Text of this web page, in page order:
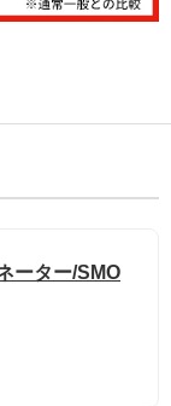
ーター/SMO